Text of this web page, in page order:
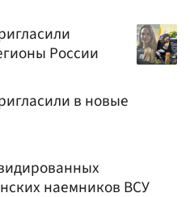
России
в новые
наемников ВСУ